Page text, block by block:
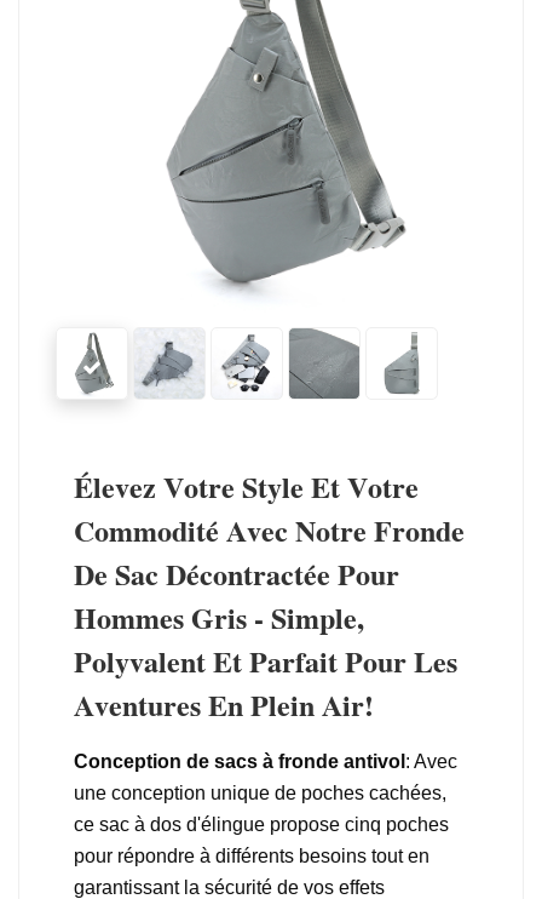
Élevez Votre Style Et Votre
Commodité Avec Notre Fronde
De Sac Décontractée Pour
Hommes Gris - Simple,
Polyvalent Et Parfait Pour Les
Aventures En Plein Air!
Conception de sacs à fronde antivol : Avec
une conception unique de poches cachées,
ce sac à dos d'élingue propose cinq poches
pour répondre à différents besoins tout en
garantissant la sécurité de vos effets